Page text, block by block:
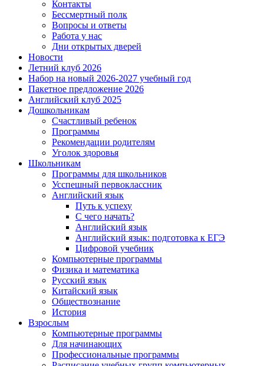
Контакты
Бессмертный полк
Вопросы и ответы
Работа у нас
Дни открытых дверей
Новости
Летний клуб 2026
Набор на новый 2026-2027 учебный год
Пакетное предложение 2026
Английский клуб 2025
Дошкольникам
Счастливый ребенок
Программы
Рекомендации родителям
Уголок здоровья
Школьникам
Программы для школьников
Усспешный первоклассник
Английский язык
Путь к успеху
С чего начать?
Английский язык
Английский язык: подготовка к ЕГЭ
Цифровой учебник
Компьютерные программы
Физика и математика
Русский язык
Китайский язык
Обществознание
История
Взрослым
Компьютерные программы
Для начинающих
Профессиональные программы